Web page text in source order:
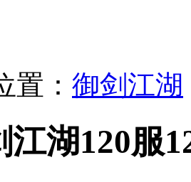
置： 御剑江湖
江湖120服